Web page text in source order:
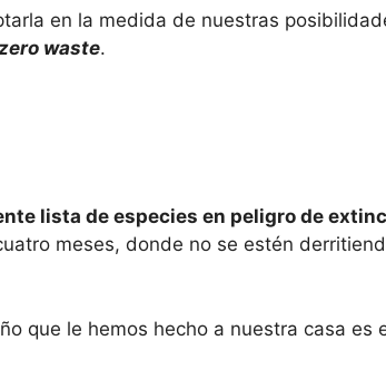
en la medida de nuestras
waste.
lista de especies en peligro de
meses, donde no se estén
que le hemos hecho a nuestra casa es